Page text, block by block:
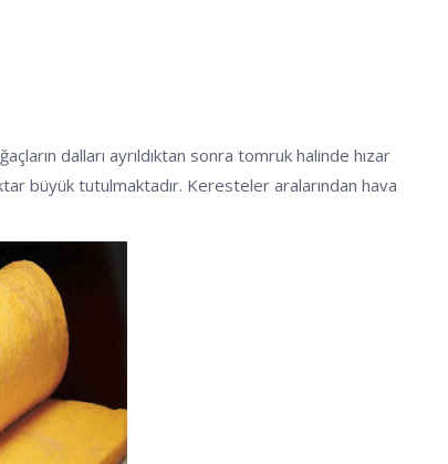
dalları ayrıldıktan sonra tomruk halinde hızar
büyük tutulmaktadır. Keresteler aralarından hava